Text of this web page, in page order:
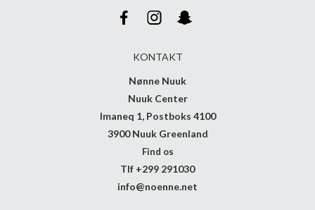
KONTAKT
Nønne Nuuk
Nuuk Center
Imaneq 1, Postboks 4100
3900 Nuuk Greenland
Find os
Tlf +299 291030
info@noenne.net